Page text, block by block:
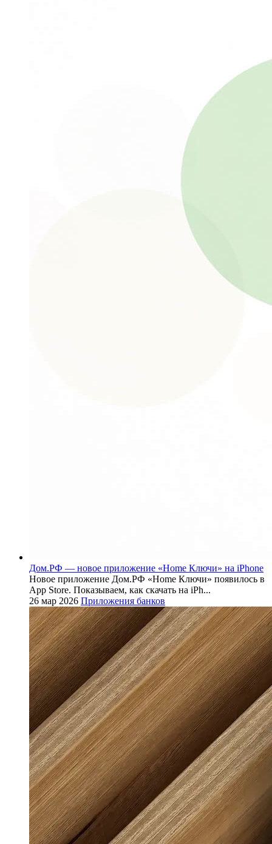
Дом.РФ — новое приложение «Home Ключи» на iPhone
Новое приложение Дом.РФ «Home Ключи» появилось в
App Store. Показываем, как скачать на iPh...
26 мар 2026 Приложения банков